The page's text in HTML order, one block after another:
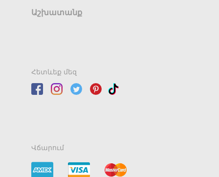
Աշխատանք
Հետևեք մեզ
Վճարում